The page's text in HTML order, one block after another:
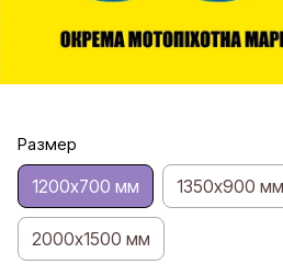
Размер
1200х700 мм 1350х900 мм
2000х1500 мм